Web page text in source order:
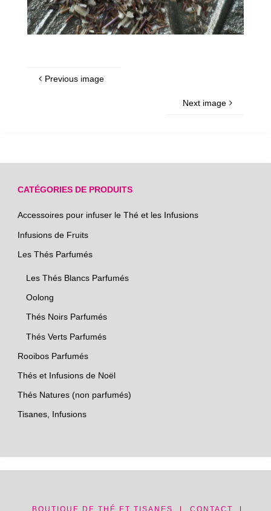
Previous image
Next image
CATÉGORIES DE PRODUITS
Accessoires pour infuser le Thé et les Infusions
Infusions de Fruits
Les Thés Parfumés
Les Thés Blancs Parfumés
Oolong
Thés Noirs Parfumés
Thés Verts Parfumés
Rooibos Parfumés
Thés et Infusions de Noël
Thés Natures (non parfumés)
Tisanes, Infusions
BOUTIQUE DE THÉ ET TISANES CONTACT